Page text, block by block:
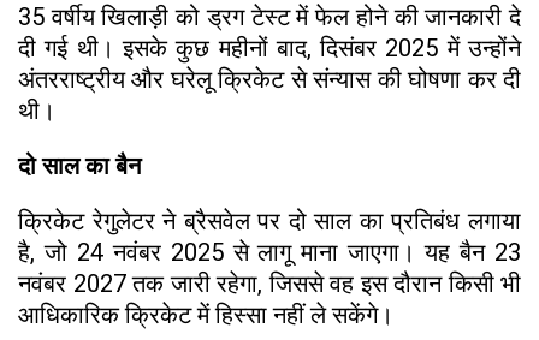
35 वर्षीय खिलाड़ी को ड्रग टेस्ट में फेल होने की जानकारी दे
दी गई थी। इसके कुछ महीनों बाद, दिसंबर 2025 में उन्होंने
अंतरराष्ट्रीय और घरेलू क्रिकेट से संन्यास की घोषणा कर दी
थी।
दो साल का बैन
क्रिकेट रेगुलेटर ने ब्रैसवेल पर दो साल का प्रतिबंध लगाया
है, जो 24 नवंबर 2025 से लागू माना जाएगा। यह बैन 23
नवंबर 2027 तक जारी रहेगा, जिससे वह इस दौरान किसी भी
आधिकारिक क्रिकेट में हिस्सा नहीं ले सकेंगे।